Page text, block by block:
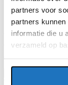
partners voor
partners
informatie die u
verzameld op
Vragen of
Ga je akkoord met